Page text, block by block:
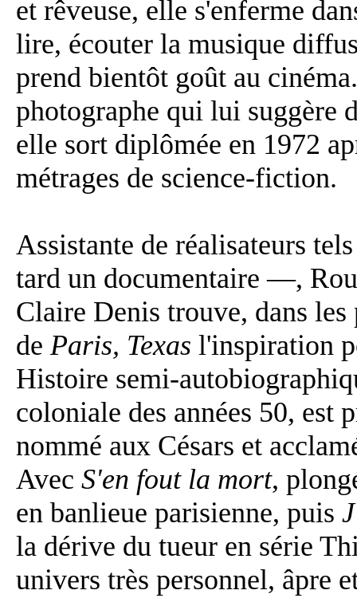
et rêveuse, elle s'enferme
lire, écouter la musique
prend bientôt goût au
photographe qui lui suggère
elle sort diplômée en 1972
métrages de science-fiction.
Assistante de réalisateurs
tard un documentaire —,
Claire Denis trouve, dans les
de Paris, Texas l'inspiration
Histoire semi-
coloniale des années 50, est
nommé aux Césars et
Avec S'en fout la mort,
en banlieue parisienne, puis
la dérive du tueur en série
univers très personnel, âpre